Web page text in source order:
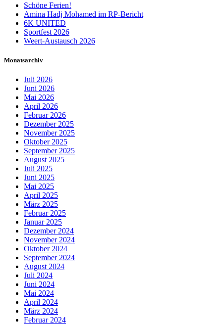
Schöne Ferien!
Amina Hadj Mohamed im RP-Bericht
6K UNITED
Sportfest 2026
Weert-Austausch 2026
Monatsarchiv
Juli 2026
Juni 2026
Mai 2026
April 2026
Februar 2026
Dezember 2025
November 2025
Oktober 2025
September 2025
August 2025
Juli 2025
Juni 2025
Mai 2025
April 2025
März 2025
Februar 2025
Januar 2025
Dezember 2024
November 2024
Oktober 2024
September 2024
August 2024
Juli 2024
Juni 2024
Mai 2024
April 2024
März 2024
Februar 2024